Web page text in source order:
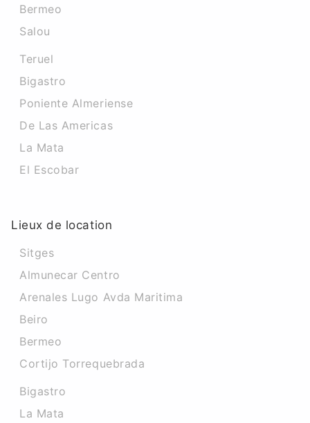
Bermeo
Salou
Teruel
Bigastro
Poniente Almeriense
De Las Americas
La Mata
El Escobar
Lieux de location
Sitges
Almunecar Centro
Arenales Lugo Avda Maritima
Beiro
Bermeo
Cortijo Torrequebrada
Bigastro
La Mata